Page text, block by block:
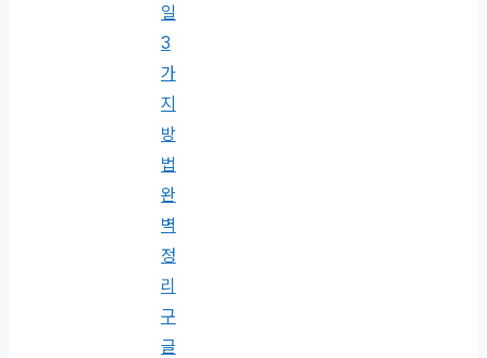
일
3
가
지
방
법
완
벽
정
리
구
글